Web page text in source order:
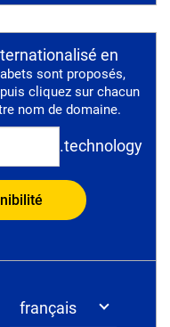
en
sont proposés,
cliquez sur chacun
nom de domaine.
.technology